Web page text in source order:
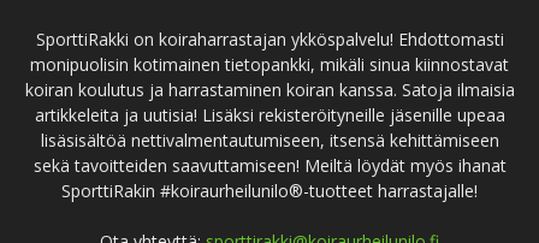
SporttiRakki on koiraharrastajan ykköspalvelu! Ehdottomasti
monipuolisin kotimainen tietopankki, mikäli sinua kiinnostavat
koiran koulutus ja harrastaminen koiran kanssa. Satoja ilmaisia
artikkeleita ja uutisia! Lisäksi rekisteröityneille jäsenille upeaa
lisäsisältöä nettivalmentautumiseen, itsensä kehittämiseen
sekä tavoitteiden saavuttamiseen! Meiltä löydät myös ihanat
SporttiRakin #koiraurheilunilo®-tuotteet harrastajalle!